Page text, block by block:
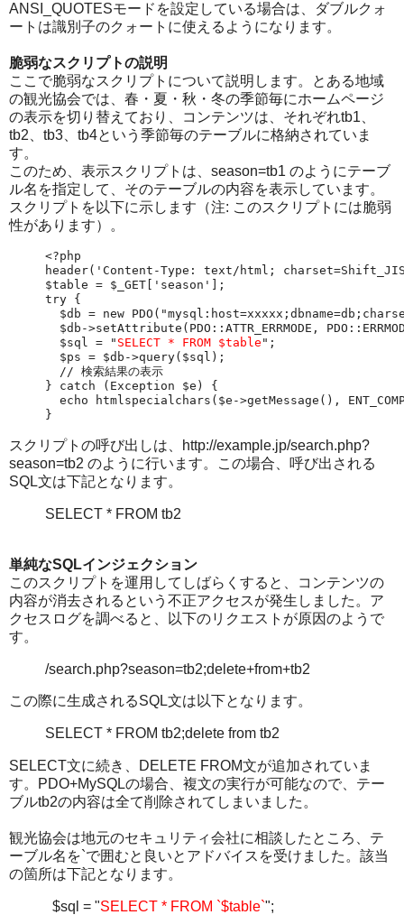
ANSI_QUOTESモードを設定している場合は、ダブルクォ
ートは識別子のクォートに使えるようになります。
脆弱なスクリプトの説明
ここで脆弱なスクリプトについて説明します。とある地域
の観光協会では、春・夏・秋・冬の季節毎にホームページ
の表示を切り替えており、コンテンツは、それぞれtb1、
tb2、tb3、tb4という季節毎のテーブルに格納されていま
す。
このため、表示スクリプトは、season=tb1 のようにテーブ
ル名を指定して、そのテーブルの内容を表示しています。
スクリプトを以下に示します（注: このスクリプトには脆弱
性があります）。
<?php
header('Content-Type: text/html;
$table = $_GET['season'];
try {
$db = new
$db->setAttribute(PDO::ATTR_ERRMODE,
  $sql = "
SELECT * FROM $table ";
  $ps = $db->query($sql);
  // 検索結果の表示
} catch (Exception $e) {
echo htmlspecialchars($e->getMessage(),
スクリプトの呼び出しは、http://example.jp/search.php?
season=tb2 のように行います。この場合、呼び出される
SQL文は下記となります。
SELECT * FROM tb2
単純なSQLインジェクション
このスクリプトを運用してしばらくすると、コンテンツの
内容が消去されるという不正アクセスが発生しました。ア
クセスログを調べると、以下のリクエストが原因のようで
す。
/search.php?season=tb2;delete+from+tb2
この際に生成されるSQL文は以下となります。
SELECT * FROM tb2;delete from tb2
SELECT文に続き、DELETE FROM文が追加されていま
す。PDO+MySQLの場合、複文の実行が可能なので、テー
ブルtb2の内容は全て削除されてしまいました。
観光協会は地元のセキュリティ会社に相談したところ、テ
ーブル名を`で囲むと良いとアドバイスを受けました。該当
の箇所は下記となります。
$sql = "SELECT * FROM `$table`";